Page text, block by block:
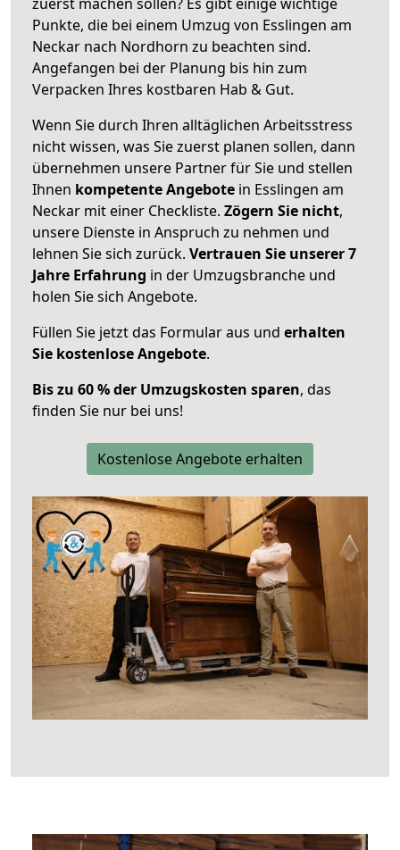
Punkte, die bei einem Umzug von Esslingen am
Neckar nach Nordhorn zu beachten sind.
Angefangen bei der Planung bis hin zum
Verpacken Ihres kostbaren Hab & Gut.
Wenn Sie durch Ihren alltäglichen Arbeitsstress
nicht wissen, was Sie zuerst planen sollen, dann
übernehmen unsere Partner für Sie und stellen
Ihnen kompetente Angebote in Esslingen am
Neckar mit einer Checkliste. Zögern Sie nicht,
unsere Dienste in Anspruch zu nehmen und
lehnen Sie sich zurück. Vertrauen Sie unserer 7
Jahre Erfahrung in der Umzugsbranche und
holen Sie sich Angebote.
Füllen Sie jetzt das Formular aus und erhalten
Sie kostenlose Angebote.
Bis zu 60 % der Umzugskosten sparen, das
finden Sie nur bei uns!
Kostenlose Angebote erhalten